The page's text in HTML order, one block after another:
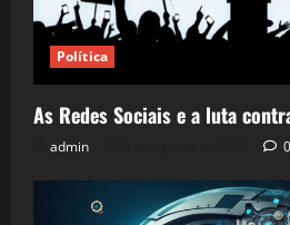
Política
As Redes Sociais e a luta
admin 0